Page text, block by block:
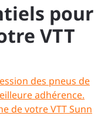
pour
VTT
des pneus de
adhérence.
de votre VTT Sunn